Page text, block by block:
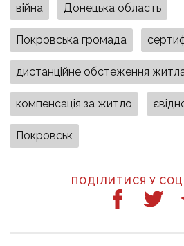
війна Донецька область
Покровська громада
дистанційне обстеження
компенсація за житло
Покровськ
ПОДІЛИТИСЯ У